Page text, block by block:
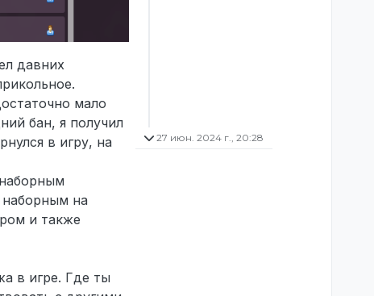
давних
мало
бан, я получил
в игру, на
на
и также
в игре. Где ты
27 июн. 2024 г., 20:28